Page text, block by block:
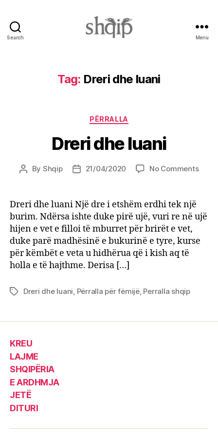
Search Menu
Tag: Dreri dhe luani
Categories
PËRRALLA
Dreri dhe luani
Post
By Shqip
Post21/04/2020 No Commentson
Dreri dhe luani Një dre i etshëm erdhi tek një
burim. Ndërsa ishte duke pirë ujë, vuri re në ujë
hijen e vet e filloi të mburret për brirët e vet,
duke parë madhësinë e bukurinë e tyre, kurse
për këmbët e veta u hidhërua që i kish aq të
holla e të hajthme. Derisa […]
TagsDreri dhe luani Përralla për fëmijë, Perralla shqip
KREU
LAJME
SHQIPËRIA
E ARDHMJA
JETË
DITURI